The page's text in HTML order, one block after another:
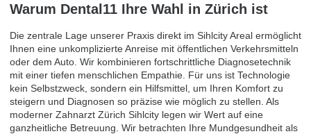
Warum Dental11 Ihre Wahl in Zürich ist
Die zentrale Lage unserer Praxis direkt im Sihlcity Areal ermöglicht
Ihnen eine unkomplizierte Anreise mit öffentlichen Verkehrsmitteln
oder dem Auto. Wir kombinieren fortschrittliche Diagnosetechnik
mit einer tiefen menschlichen Empathie. Für uns ist Technologie
kein Selbstzweck, sondern ein Hilfsmittel, um Ihren Komfort zu
steigern und Diagnosen so präzise wie möglich zu stellen. Als
moderner Zahnarzt Zürich Sihlcity legen wir Wert auf eine
ganzheitliche Betreuung. Wir betrachten Ihre Mundgesundheit als